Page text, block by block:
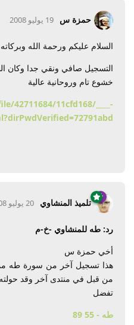
حمزة س 19 يوليو 2008
السلام عليكم ورحمة الله وبركاته
التسجيل صافي ونقي جدا وكان
خشوع تام وروحانية عالية
42711684/11cfd168/____-
تلميذ المنشاوي 20 يوليو 2008
رد: طه للمنشاوي -خ-م
أخي حمزة س
هذا تسجيل آخر من سورة طه
من قبل في منتدى آخر وقد
تفضل
طه - 55 89